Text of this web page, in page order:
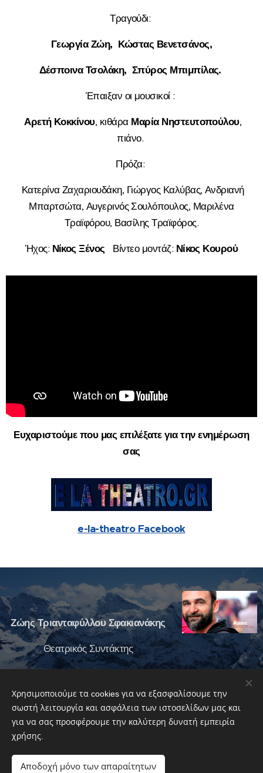
Τραγούδι:
Γεωργία Ζώη, Κώστας Βενετσάνος,
Δέσποινα Τσολάκη, Σπύρος Μπιμπίλας.
Έπαιξαν οι μουσικοί :
Αρετή Κοκκίνου, κιθάρα Μαρία Νηστευτοπούλου,
πιάνο.
Πρόζα:
Κατερίνα Ζαχαριουδάκη, Γιώργος Καλύβας, Ανδριανή
Μπαρτσώτα, Αυγερινός Σουλόπουλος, Μαριλένα
Τραϊφόρου, Βασίλης Τραϊφόρος.
Ήχος: Νίκος Ξένος Βίντεο μοντάζ: Νίκος Κουρού
Ευχαριστούμε που μας επιλέξατε για την ενημέρωση
σας
e-la-theatro Facebook
Ζώης Τριανταφύλλου Σφακιανάκης
Θεατρικός Συντάκτης
Χρησιμοποιούμε τα cookies για να εξασφαλίσουμε την
σωστή λειτουργία και ασφάλεια των ιστοσελίδων μας και
για να σας προσφέρουμε την καλύτερη δυνατή εμπειρία
χρήσης.
Αποδοχή μόνο των απαραίτητων